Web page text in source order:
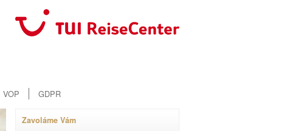
VOP GDPR
Zavoláme Vám